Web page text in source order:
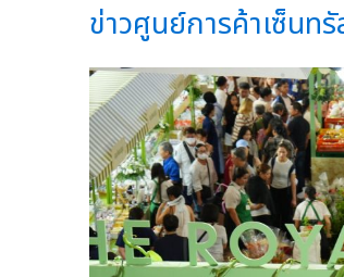
ข่าวศูนย์การค้าเซ็นท